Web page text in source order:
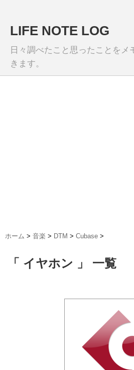
LIFE NOTE LOG
日々調べたこと思ったことをメ
きます。
ホーム > 音楽 > DTM > Cubase >
「 イヤホン 」 一覧